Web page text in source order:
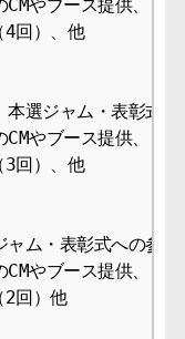
やブース提供、
4回）、他
選ジャム・表彰式
やブース提供、
3回）、他
ム・表彰式への参加
やブース提供、
2回）他